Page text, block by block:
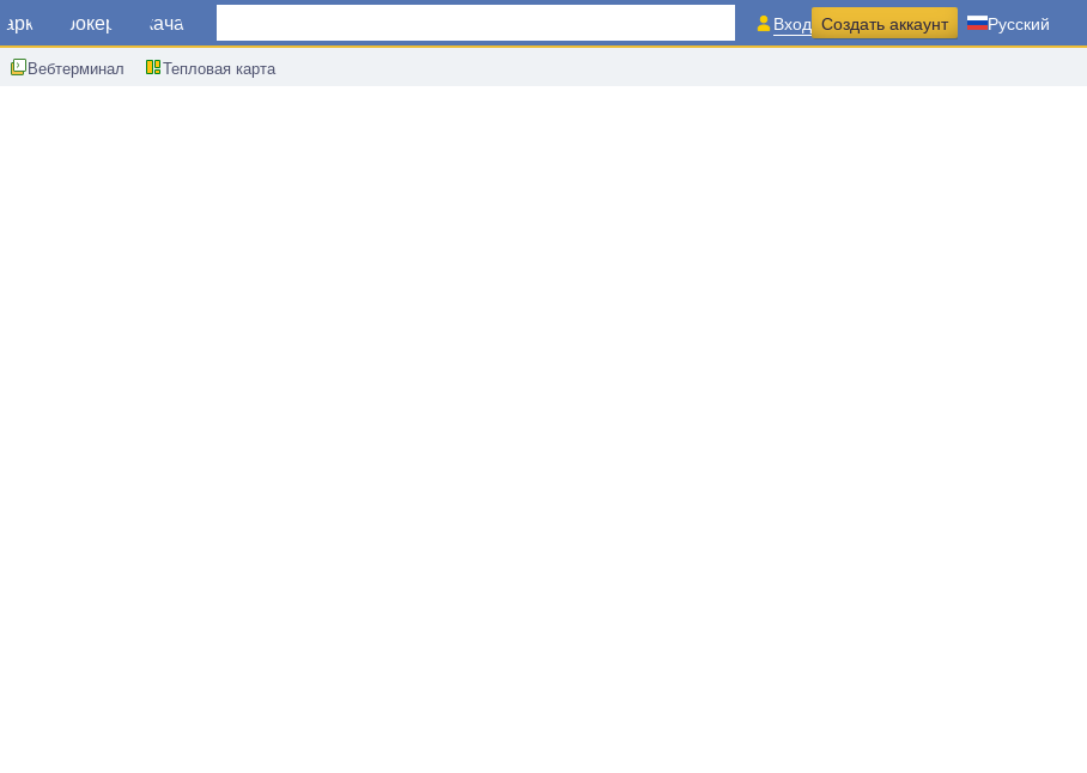
Маркет Брокеры Скачать
Вебтерминал Тепловая карта
Вход Создать аккаунт Русский